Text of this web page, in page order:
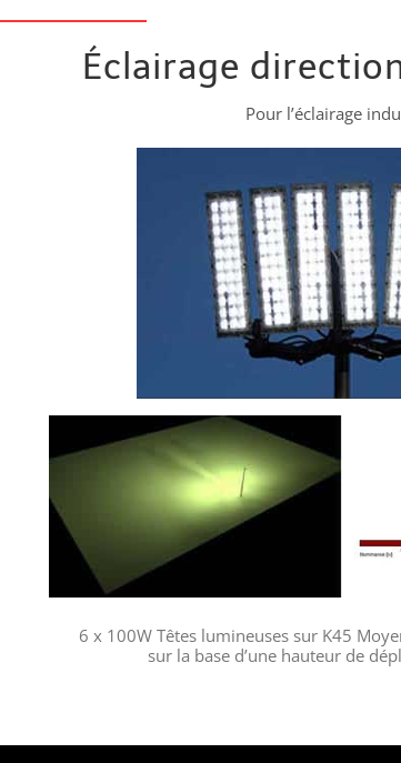
Éclairage
Pour l’éclairage
6 x 100W Têtes lumineuses sur K45
sur la base d’une hauteur de